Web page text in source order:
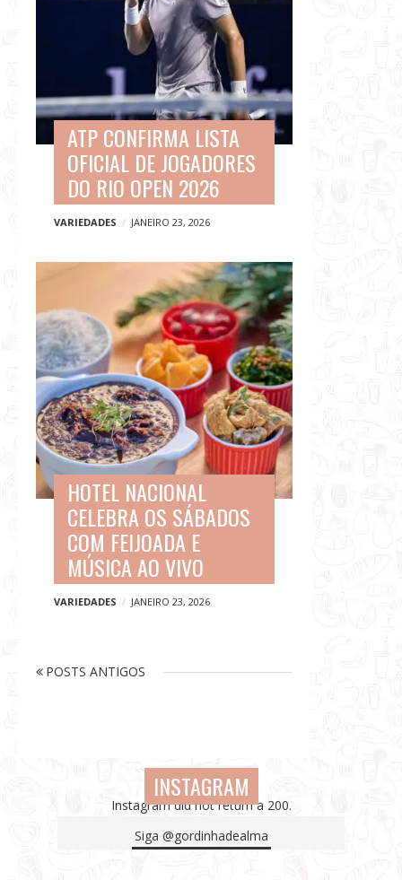
ATP CONFIRMA LISTA
OFICIAL DE JOGADORES
DO RIO OPEN 2026
VARIEDADES JANEIRO 23, 2026
HOTEL NACIONAL
CELEBRA OS SÁBADOS
COM FEIJOADA E
MÚSICA AO VIVO
VARIEDADES JANEIRO 23, 2026
NPOSTS ANTIGOS
S
N
T
INSTAGRAM
Instagram did not return a 200.
Siga @gordinhadealma